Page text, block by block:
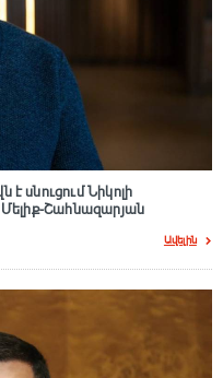
է սնուցում Նիկոլի
Մելիք-Շահնազարյան
Ավելին